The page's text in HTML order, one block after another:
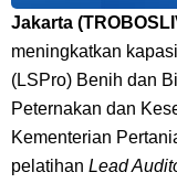
Jakarta
meningkatkan
(LSPro) Benih dan
Peternakan dan
Kementerian
pelatihan Lead